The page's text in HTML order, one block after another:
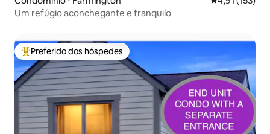
Um refúgio aconchegante e tranquilo
Entre os melhores preferidos dos hóspedes
Preferido dos hóspedes